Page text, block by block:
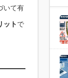
いて有
ットで